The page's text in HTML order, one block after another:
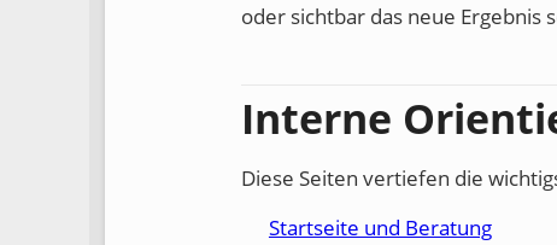
oder sichtbar das neue Ergebnis
Interne
Diese Seiten vertiefen die
Startseite und Beratung